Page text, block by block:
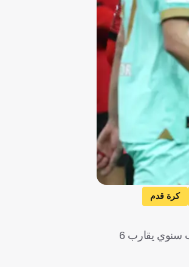
كرة قدم
وذكرت تقارير صحفية، أمس الأحد، أن ياسين عدلي بات قريبًا من الليوث، ومن المنتظر أن يوقع عقدًا لمدة 3 سنوات، مع راتب سنوي يقارب 6